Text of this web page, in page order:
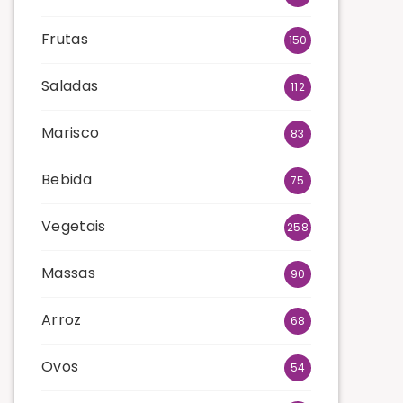
Frutas 150
Saladas 112
Marisco 83
Bebida 75
Vegetais 258
Massas 90
Arroz 68
Ovos 54